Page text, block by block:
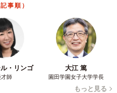
事順）
・リンゴ
才師
大江 篤
園田学園女子大学学長
もっと見る